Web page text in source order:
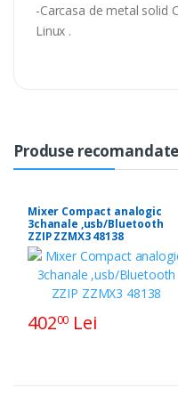
-Carcasa de metal solid
Linux .
Produse
Mixer Compact analogic
3chanale ,usb/Bluetooth
ZZIP ZZMX3 48138
40200 Lei